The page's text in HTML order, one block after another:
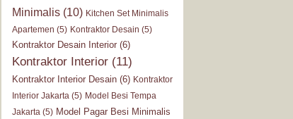
Minimalis(10) Kitchen Set Minimalis
Apartemen (5) Kontraktor Desain (5)
Kontraktor Desain Interior(6)
Kontraktor Interior(11)
Kontraktor Interior Desain(6) Kontraktor
Interior Jakarta(5) Model Besi Tempa
Jakarta(5) Model Pagar Besi Minimalis